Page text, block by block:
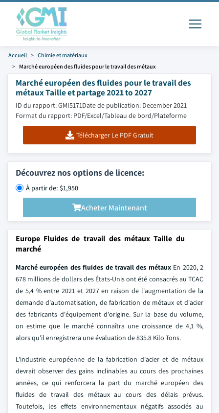
Accueil
Chimie et matériaux
Marché européen des fluides pour le travail des métaux
Marché européen des fluides pour le travail des
métaux Taille et partage 2021 to 2027
ID du rapport: GMI5171Date de publication: December 2021
Format du rapport: PDF/Excel/Tableau de bord/Plateforme
Télécharger Le PDF Gratuit
Découvrez nos options de licence:
À partir de: $1,950
Acheter Maintenant
Europe Fluides de travail des métaux Taille du
marché
Marché européen des fluides de travail des métaux En 2020, 2
678 millions de dollars des États-Unis ont été consacrés au TCAC
de 5,4 % entre 2021 et 2027 en raison de l'augmentation de la
demande d'automatisation, de fabrication de métaux et d'acier
des fabricants d'équipement d'origine. Sur la base du volume,
on estime que le marché connaîtra une croissance de 4,1 %,
alors qu'il enregistrera une évaluation de 835.8 Kilo Tons.
L'industrie européenne de la fabrication d'acier et de métaux
devrait observer des gains inclinables au cours des prochaines
années, ce qui renforcera la part du marché européen des
fluides de travail des métaux au cours des délais prévus.
Toutefois, les effets environnementaux négatifs associés au